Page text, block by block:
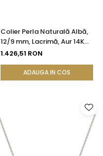
Colier Perla Naturală Albă,
12/9 mm, Lacrimă, Aur 14K
(aur 585) | KASKADDA®
1.426,51 RON
ADAUGA IN COS